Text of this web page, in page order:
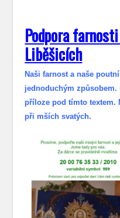
Podpora
Liběšicích
Naši farnost a naše
jednoduchým
příloze pod tímto textem.
při mších svatých.